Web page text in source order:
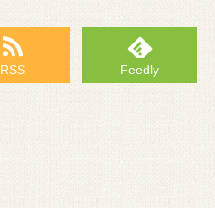
RSS Feedly